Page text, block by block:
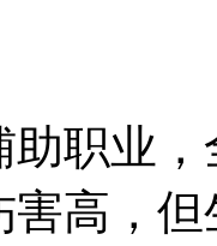
助职业
害高，